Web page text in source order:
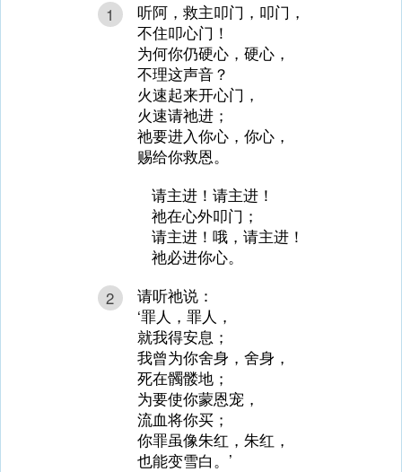
1
听阿，救主叩门，叩门，
不住叩心门！
为何你仍硬心，硬心，
不理这声音？
火速起来开心门，
火速请祂进；
祂要进入你心，你心，
赐给你救恩。
请主进！请主进！
祂在心外叩门；
请主进！哦，请主进！
祂必进你心。
2
请听祂说：
‘罪人，罪人，
就我得安息；
我曾为你舍身，舍身，
死在髑髅地；
为要使你蒙恩宠，
流血将你买；
你罪虽像朱红，朱红，
也能变雪白。’